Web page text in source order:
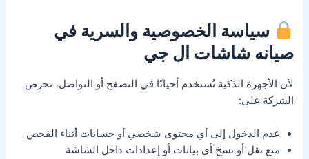
سياسة الخصوصية والسرية في
صيانه شاشات ال جي
لأن الأجهزة الذكية تُستخدم أحيانًا في التصفح أو التواصل، تحرص
الشركة على:
عدم الدخول إلى أي محتوى شخصي أو حسابات أثناء الفحص
منع نقل أو نسخ أي بيانات أو إعدادات داخل الشاشة